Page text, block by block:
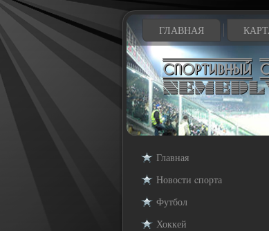
ГЛАВНАЯ
Главная
Новости cпорта
Футбол
Хоккей